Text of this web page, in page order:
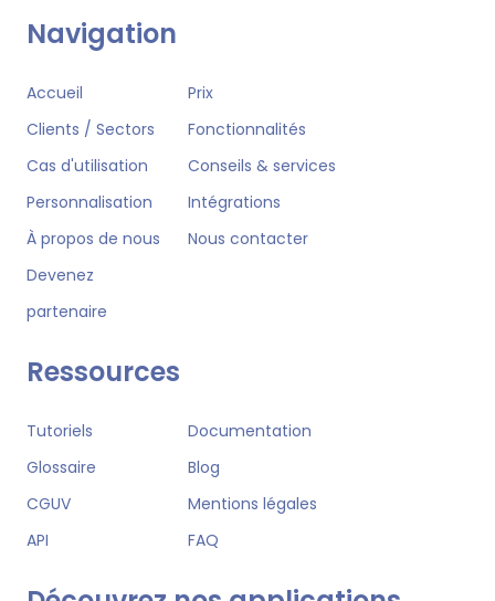
Navigation
Accueil
Prix
Clients / Sectors
Fonctionnalités
Cas d'utilisation
Conseils & services
Personnalisation
Intégrations
À propos de nous
Nous contacter
Devenez
partenaire
Ressources
Tutoriels
Documentation
Glossaire
Blog
CGUV
Mentions légales
API
FAQ